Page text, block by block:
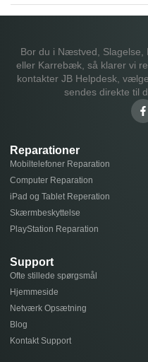
Bor du i Næstved, Slagelse,
eller Karrebæk, så klarer vi
kontakter JB Helpdesk,
sendes direkte til
Reparationer
Mobiltelefoner Reparation
Computer Reparation
iPad og Tablet Reperation
Skærmbeskyttelse
PlayStation Reparation
Support
Ofte stillede spørgsmål
Hjemmeside
Netværk Opsætning
Blog
Kontakt Support